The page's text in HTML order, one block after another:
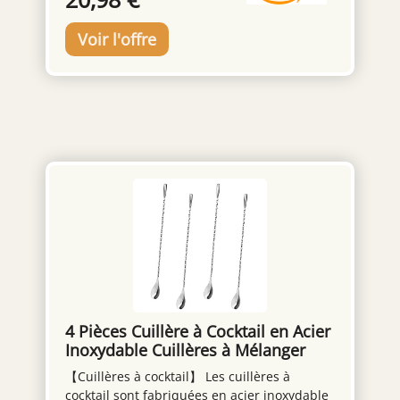
4 Pièces Cuillère à Cocktail en Acier
Inoxydable Cuillères à Mélanger
【Cuillères à cocktail】 Les cuillères à
cocktail sont fabriquées en acier inoxydable